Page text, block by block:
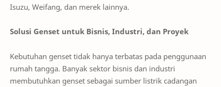
Isuzu, Weifang, dan merek lainnya.
Solusi Genset untuk Bisnis, Industri, dan Proyek
Kebutuhan genset tidak hanya terbatas pada penggunaan
rumah tangga. Banyak sektor bisnis dan industri
membutuhkan genset sebagai sumber listrik cadangan